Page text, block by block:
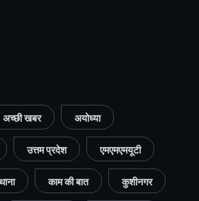
अच्छी खबर अयोध्या
उत्तम प्रदेश एमएमएमयूटी
काम की बात कुशीनगर